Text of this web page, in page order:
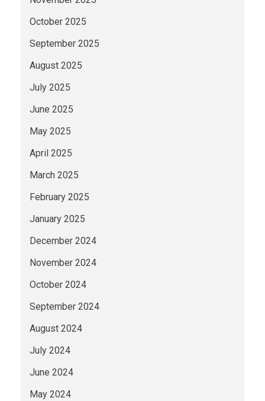
October 2025
September 2025
August 2025
July 2025
June 2025
May 2025
April 2025
March 2025
February 2025
January 2025
December 2024
November 2024
October 2024
September 2024
August 2024
July 2024
June 2024
May 2024